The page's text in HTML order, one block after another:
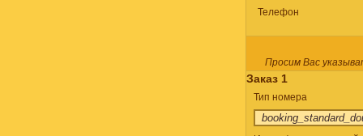
Телефон
Просим Вас
Заказ 1
Тип номера